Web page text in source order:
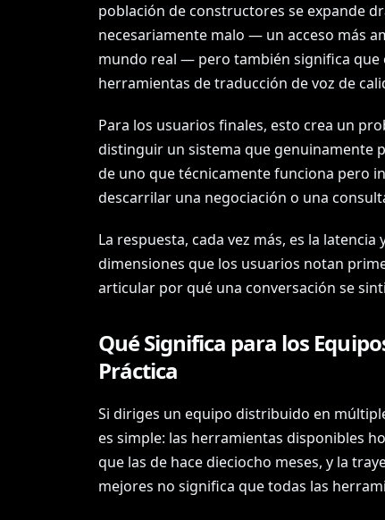
población de constructores se expande
necesariamente malo — un acceso más
mundo real — pero también significa que
herramientas de traducción de voz de
Para los usuarios finales, esto crea un
distinguir un sistema que genuinamente
de uno que técnicamente funciona pero
descarrilar una negociación o una
La respuesta, cada vez más, es la
dimensiones que los usuarios notan
articular por qué una conversación se
Qué Significa para los
Práctica
Si diriges un equipo distribuido en
es simple: las herramientas disponibles
que las de hace dieciocho meses, y la
mejores no significa que todas las